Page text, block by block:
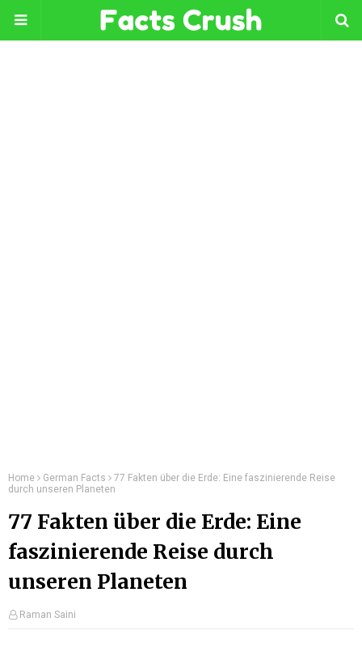
Home German Facts
77 Fakten über die Erde: Eine faszinierende Reise
durch unseren Planeten
77 Fakten über die Erde: Eine
faszinierende Reise durch
unseren Planeten
Raman Saini